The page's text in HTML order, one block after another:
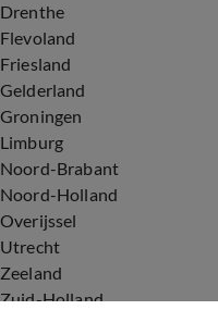
Drenthe
Flevoland
Friesland
Gelderland
Groningen
Limburg
Noord-Brabant
Noord-Holland
Overijssel
Utrecht
Zeeland
Zuid-Holland